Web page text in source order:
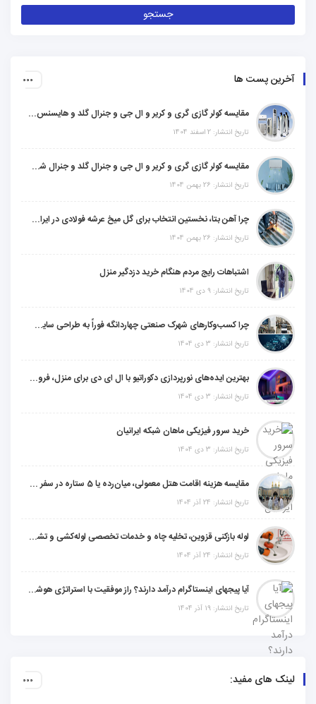
آخرین پست ها
مقایسه کولر گازی گری و کریر و ال جی و جنرال گلد و هایسنس و مدیا و اجنرال
تاریخ انتشار: 2 اسفند 1404
مقایسه کولر گازی گری و کریر و ال جی و جنرال گلد و جنرال شکار و سامسونگ و یونیوا
تاریخ انتشار: 26 بهمن 1404
چرا آهن بتا، نخستین انتخاب برای گل میخ عرشه فولادی در ایران است؟
تاریخ انتشار: 26 بهمن 1404
اشتباهات رایج مردم هنگام خرید دزدگیر منزل
تاریخ انتشار: 9 دی 1404
چرا کسب‌وکارهای شهرک صنعتی چهاردانگه فوراً به طراحی سایت نیاز دارند؟
تاریخ انتشار: 3 دی 1404
بهترین ایده‌های نورپردازی دکوراتیو با ال ای دی برای منزل، فروشگاه و دفتر کار
تاریخ انتشار: 3 دی 1404
خرید سرور فیزیکی ماهان شبکه ایرانیان
تاریخ انتشار: 3 دی 1404
مقایسه هزینه اقامت هتل معمولی، میان‌رده یا 5 ستاره در سفر زیارتی عراق
تاریخ انتشار: 24 آذر 1404
لوله بازکنی قزوین، تخلیه چاه و خدمات تخصصی لوله‌کشی و تشخیص ترکیدگی
تاریخ انتشار: 24 آذر 1404
آیا پیجهای اینستاگرام درآمد دارند؟ راز موفقیت با استراتژی هوشمندانه
تاریخ انتشار: 19 آذر 1404
لینک های مفید: